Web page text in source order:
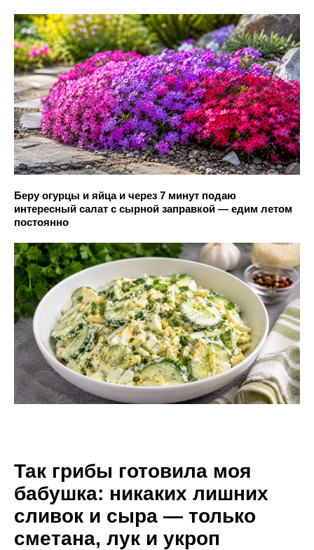
Беру огурцы и яйца и через 7 минут подаю
интересный салат с сырной заправкой — едим летом
постоянно
Так грибы готовила моя
бабушка: никаких лишних
сливок и сыра — только
сметана, лук и укроп